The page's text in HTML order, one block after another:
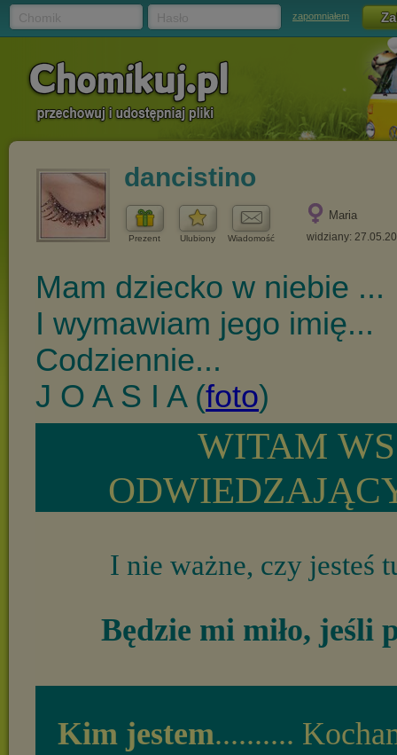
zapomniałem
dancistino
Prezent Ulubiony Wiadomość
Maria
widziany: